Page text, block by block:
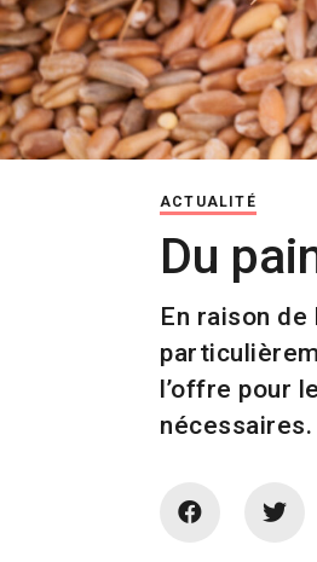
ACTUALITÉ
Du
En raison
l’offre pour
nécessaires.